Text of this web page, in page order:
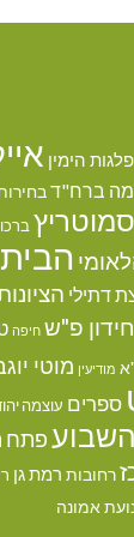
הימין
ברח"ד
דתילי
חידון פ"ש חיפה
מודיעין מוטי
ספרים עוצמה
פתח
רחובות רמת גן
אמונה